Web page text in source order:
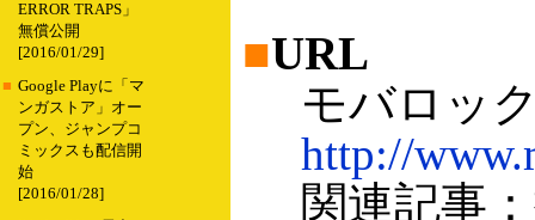
ERROR TRAPS」
無償公開
[2016/01/29]
■ Google Playに「マ
ンガストア」オー
プン、ジャンプコ
ミックスも配信開
始
[2016/01/28]
■URL
モバロッ
http://
関連記事：